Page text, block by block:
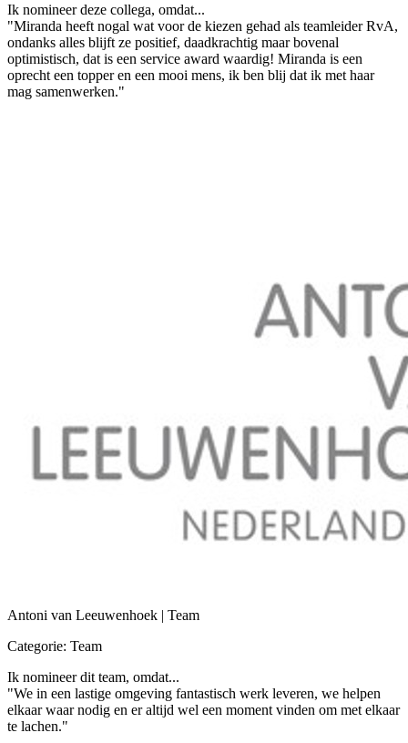
Ik nomineer deze collega, omdat...
"Miranda heeft nogal wat voor de kiezen gehad als teamleider RvA,
ondanks alles blijft ze positief, daadkrachtig maar bovenal
optimistisch, dat is een service award waardig! Miranda is een
oprecht een topper en een mooi mens, ik ben blij dat ik met haar
mag samenwerken."
Antoni van Leeuwenhoek | Team
Categorie: Team
Ik nomineer dit team, omdat...
"We in een lastige omgeving fantastisch werk leveren, we helpen
elkaar waar nodig en er altijd wel een moment vinden om met elkaar
te lachen."